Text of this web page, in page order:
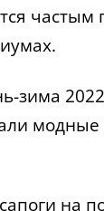
частым
зима